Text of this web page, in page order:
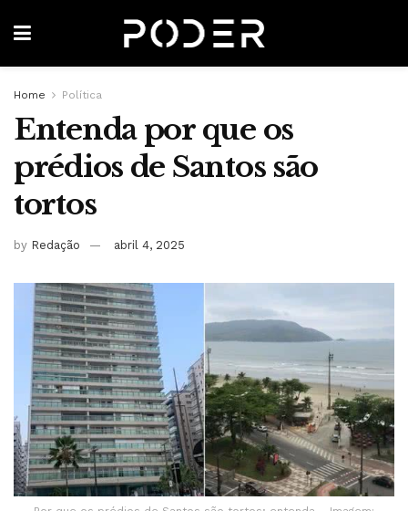
Home Política
Entenda por que os
prédios de Santos são
tortos
by Redação abril 4, 2025